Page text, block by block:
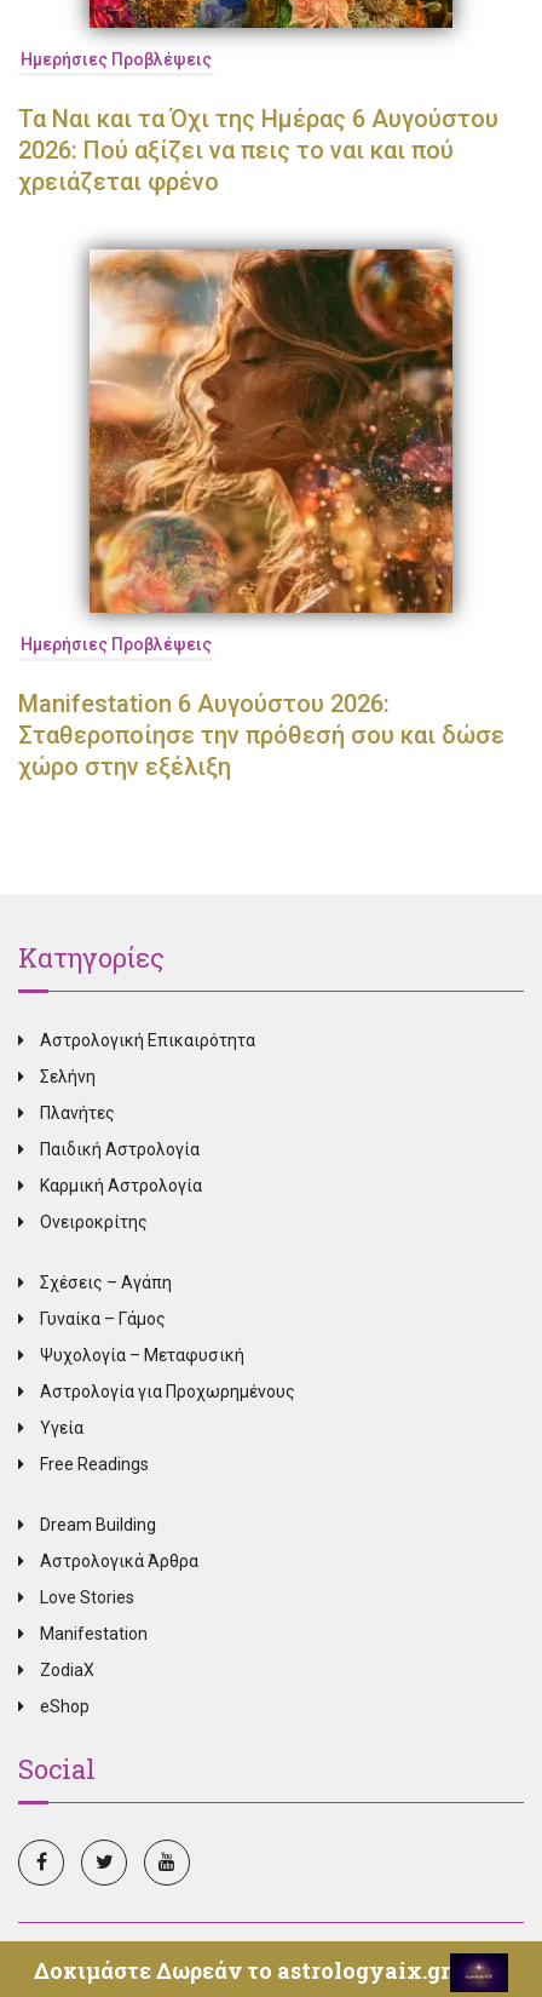
Ημερήσιες Προβλέψεις
Τα Ναι και τα Όχι της Ημέρας 6 Αυγούστου
2026: Πού αξίζει να πεις το ναι και πού
χρειάζεται φρένο
Ημερήσιες Προβλέψεις
Manifestation 6 Αυγούστου 2026:
Σταθεροποίησε την πρόθεσή σου και δώσε
χώρο στην εξέλιξη
Κατηγορίες
Αστρολογική Επικαιρότητα
Σελήνη
Πλανήτες
Παιδική Αστρολογία
Καρμική Αστρολογία
Ονειροκρίτης
Σχέσεις – Αγάπη
Γυναίκα – Γάμος
Ψυχολογία – Μεταφυσική
Αστρολογία για Προχωρημένους
Υγεία
Free Readings
Dream Building
Αστρολογικά Άρθρα
Love Stories
Manifestation
ZodiaX
eShop
Social
© Copyright 2025, All Rights Reserved, Oroskopos.tv -
Επικοινωνία- Όροι Χρήσης
Δοκιμάστε Δωρεάν το astrologyaix.gr